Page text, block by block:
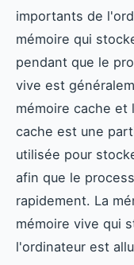
importants de
mémoire qui
pendant que le
vive est
mémoire cache et
cache est une
utilisée pour
afin que le
rapidement. La
mémoire vive qui
l'ordinateur est